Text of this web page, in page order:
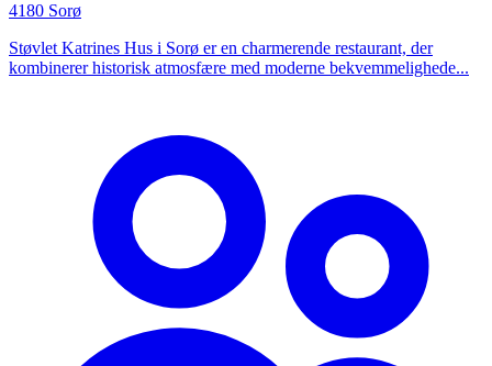
4180 Sorø
Støvlet Katrines Hus i Sorø er en charmerende restaurant, der
kombinerer historisk atmosfære med moderne bekvemmelighede...